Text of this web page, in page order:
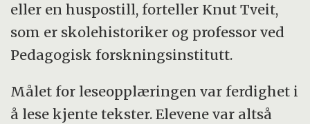
eller en huspostill, forteller Knut Tveit,
som er skolehistoriker og professor ved
Pedagogisk forskningsinstitutt.
Målet for leseopplæringen var ferdighet i
å lese kjente tekster. Elevene var altså